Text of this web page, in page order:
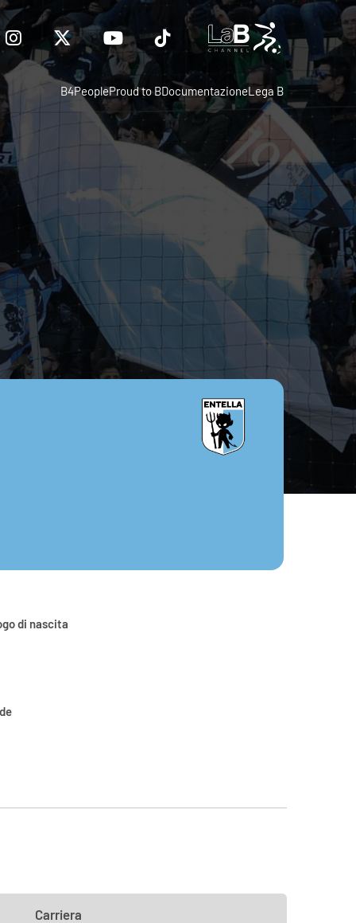
B4PeopleProud to BDocumentazioneLega B
di nascita
Carriera